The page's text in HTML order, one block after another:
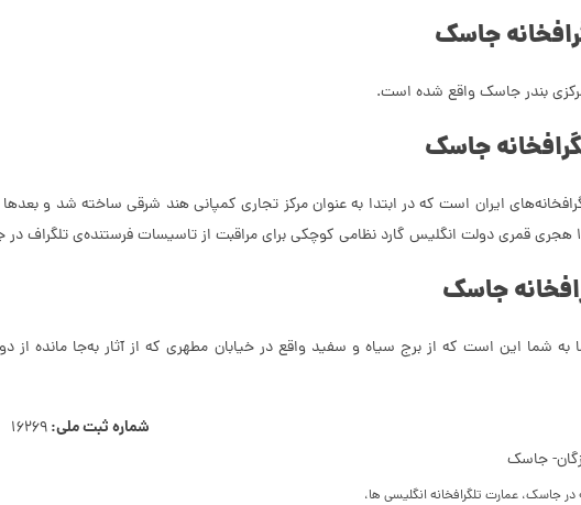
جاسک
بندر جاسک واقع شده است.
جاسک
جاسک
ما به شما این است که از برج سیاه و سفید واقع در خیابان مطهری که از آثار به‌جا مانده
شماره ثبت ملی:16269
جاسک
جاسک، عمارت تلگرافخانه انگلیسی ها،